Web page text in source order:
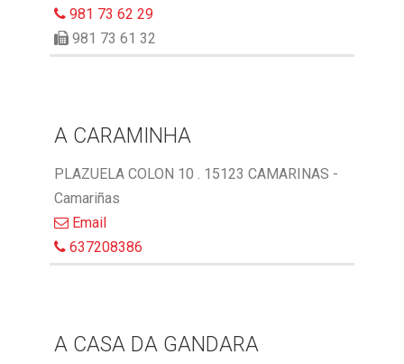
981 73 62 29
981 73 61 32
A CARAMINHA
PLAZUELA COLON 10 . 15123 CAMARINAS -
Camariñas
Email
637208386
A CASA DA GANDARA